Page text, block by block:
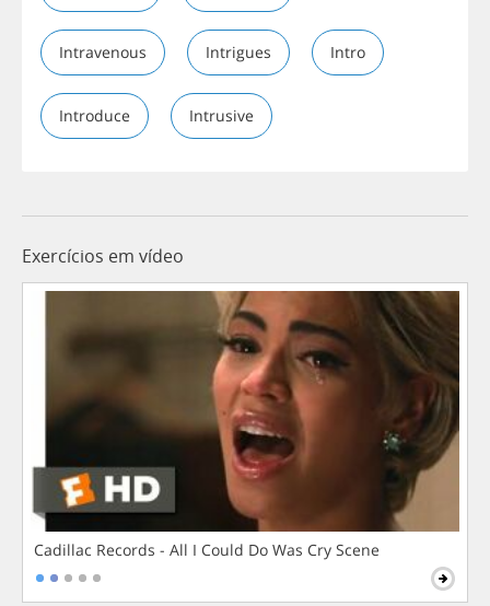
Intravenous Intrigues Intro
Introduce Intrusive
Exercícios em vídeo
Cadillac Records - All I Could Do Was Cry Scene